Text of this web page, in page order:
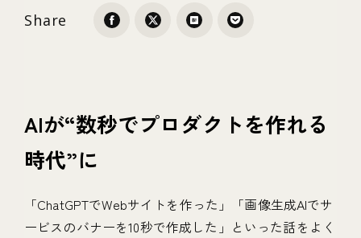
Share
AIが“数秒でプロダクトを作れる
時代”に
「ChatGPTでWebサイトを作った」「画像生成AIでサ
ービスのバナーを10秒で作成した」といった話をよく